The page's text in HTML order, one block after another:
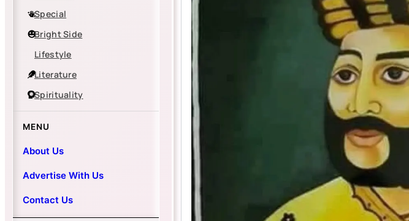
Special
Bright Side
Lifestyle
Literature
Spirituality
MENU
About Us
Advertise With Us
Contact Us